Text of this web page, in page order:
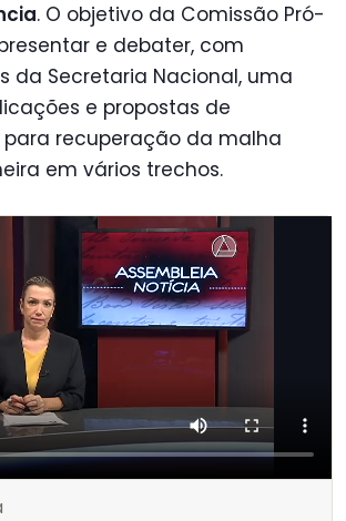
. O objetivo da Comissão Pró-
e debater, com
da Secretaria Nacional, uma
e propostas de
recuperação da malha
em vários trechos.